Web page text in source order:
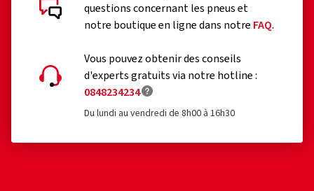
questions concernant les pneus et
notre boutique en ligne dans notre FAQ.
Vous pouvez obtenir des conseils
d'experts gratuits via notre hotline :
0848234234
Du lundi au vendredi de 8h00 à 16h30